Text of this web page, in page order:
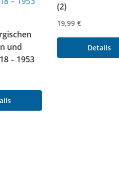
und
– 1953
(2)
19,99 €
Details